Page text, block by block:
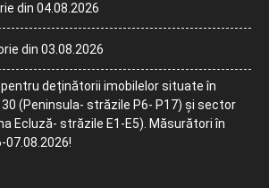
din 04.08.2026
din 03.08.2026
pentru deținătorii imobilelor situate în
(Peninsula- străzile P6- P17) și sector
Ecluză- străzile E1-E5). Măsurători în
07.08.2026!